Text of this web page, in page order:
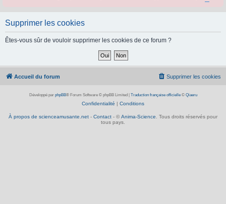
Supprimer les cookies
Êtes-vous sûr de vouloir supprimer les cookies de ce forum ?
Accueil du forum Supprimer les cookies
Développé par phpBB® Forum Software © phpBB Limited Traduction française officielle© Qiaeru
Confidentialité | Conditions
À propos de scienceamusante.net - Contact - © Anima-Science . Tous droits réservés pour
tous pays.